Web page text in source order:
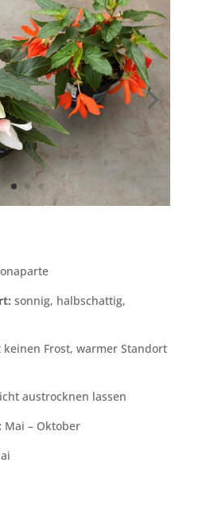
sonnig, halbschattig,
keinen Frost, warmer Standort
austrocknen lassen
Mai – Oktober